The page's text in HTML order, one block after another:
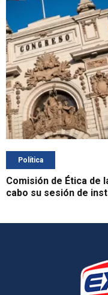
Política
Comisión de Ética de
cabo su sesión de